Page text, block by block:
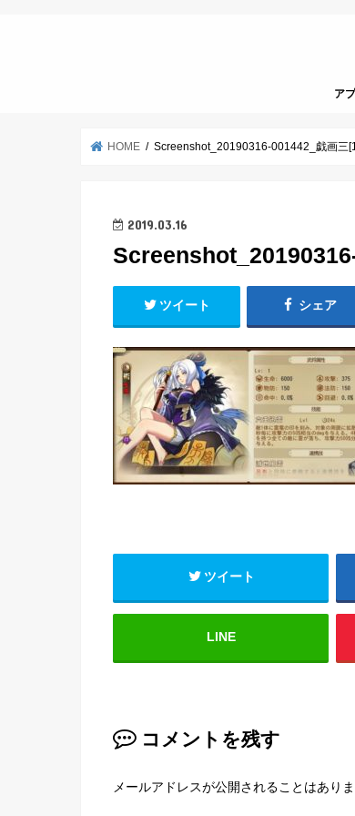
ア
HOME Screenshot_20190316-001442_戯画三
2019.03.16
ツイート シェア
ツイート
LINE
コメントを残す
メールアドレスが公開されることはありま